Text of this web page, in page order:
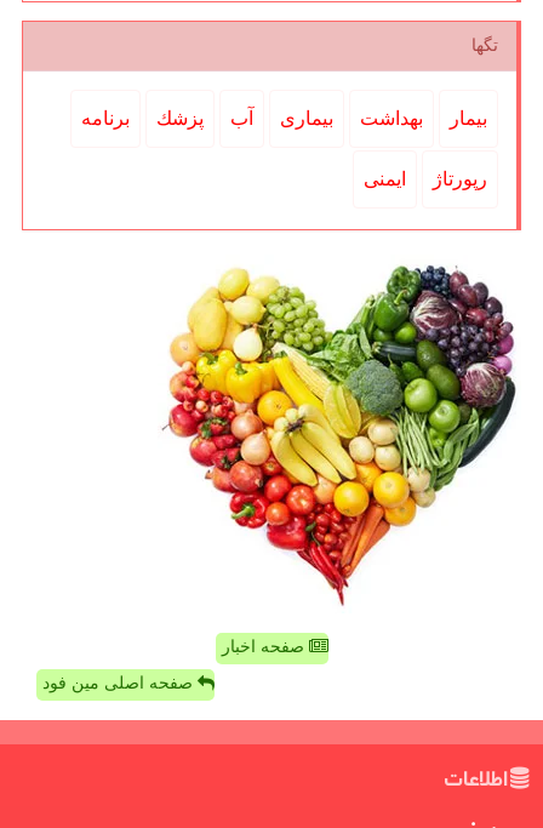
تگها
بیمار بهداشت بیماری آب پزشك برنامه
رپورتاژ ایمنی
صفحه اخبار
صفحه اصلی مین فود
اطلاعات